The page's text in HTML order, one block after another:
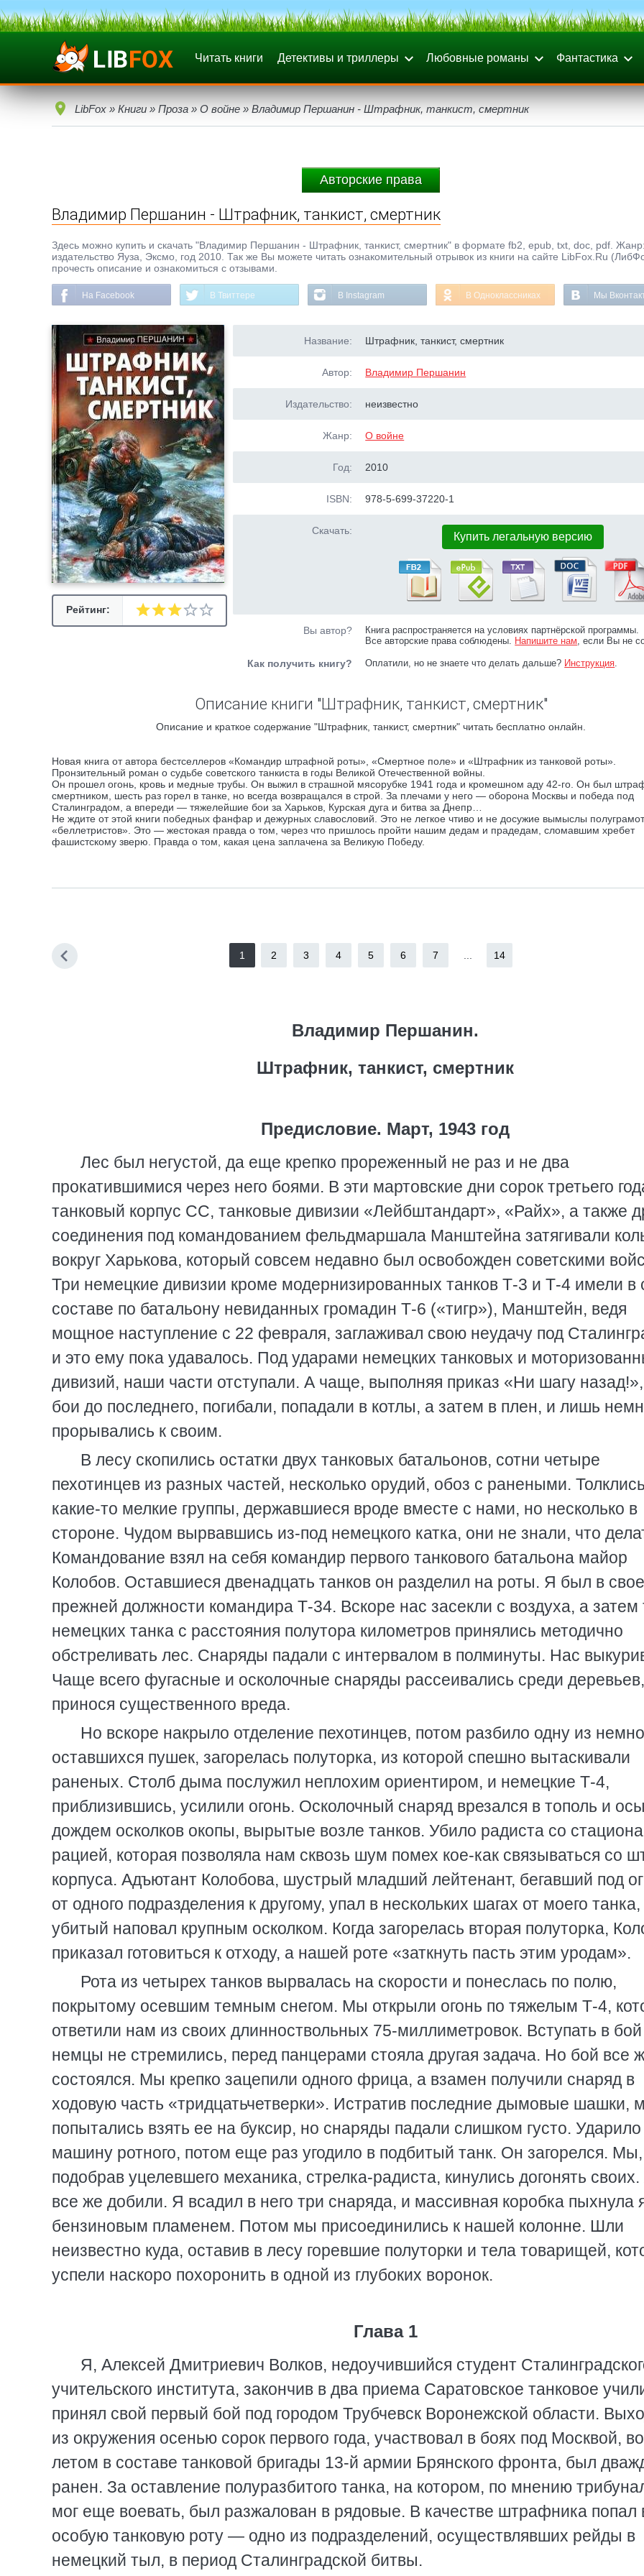
Читать книги Детективы и триллеры Любовные романы Фантастика
LibFox » Книги » Проза » О войне » Владимир Першанин - Штрафник, танкист, смертник
Авторские права
Владимир Першанин - Штрафник, танкист, смертник
Здесь можно купить и скачать "Владимир Першанин - Штрафник, танкист, смертник" в формате fb2, epub, txt, doc, pdf.
издательство Яуза, Эксмо, год 2010. Так же Вы можете читать ознакомительный отрывок из книги на сайте LibFox.Ru
прочесть описание и ознакомиться с отзывами.
На Facebook В Твиттере В Instagram В Одноклассниках Мы
Рейтинг:
Название: Штрафник, танкист, смертник
Автор: Владимир Першанин
Издательство: неизвестно
Жанр: О войне
Год: 2010
ISBN: 978-5-699-37220-1
Скачать: Купить легальную версию
Вы автор?
Книга распространяется на условиях партнёрской программы.
Все авторские права соблюдены. Напишите нам, если Вы не
Как получить книгу? Оплатили, но не знаете что делать дальше? Инструкция.
Описание книги "Штрафник, танкист, смертник"
Описание и краткое содержание "Штрафник, танкист, смертник" читать бесплатно онлайн.
Новая книга от автора бестселлеров «Командир штрафной роты», «Смертное поле» и «Штрафник из танковой роты».
Пронзительный роман о судьбе советского танкиста в годы Великой Отечественной войны.
Он прошел огонь, кровь и медные трубы. Он выжил в страшной мясорубке 1941 года и кромешном аду 42-го. Он был
смертником, шесть раз горел в танке, но всегда возвращался в строй. За плечами у него — оборона Москвы и победа под
Сталинградом, а впереди — тяжелейшие бои за Харьков, Курская дуга и битва за Днепр…
Не ждите от этой книги победных фанфар и дежурных славословий. Это не легкое чтиво и не досужие вымыслы
«беллетристов». Это — жестокая правда о том, через что пришлось пройти нашим дедам и прадедам, сломавшим хребет
фашистскому зверю. Правда о том, какая цена заплачена за Великую Победу.
1 2 3 4 5 6 7 14
Владимир Першанин.
Штрафник, танкист, смертник
Предисловие. Март, 1943 год
Лес был негустой, да еще крепко прореженный не раз и не два
прокатившимися через него боями. В эти мартовские дни сорок третьего
танковый корпус СС, танковые дивизии «Лейбштандарт», «Райх», а также
соединения под командованием фельдмаршала Манштейна затягивали
вокруг Харькова, который совсем недавно был освобожден советскими
Три немецкие дивизии кроме модернизированных танков Т-3 и Т-4 имели в
составе по батальону невиданных громадин Т-6 («тигр»), Манштейн, ведя
мощное наступление с 22 февраля, заглаживал свою неудачу под
и это ему пока удавалось. Под ударами немецких танковых и
дивизий, наши части отступали. А чаще, выполняя приказ «Ни шагу
бои до последнего, погибали, попадали в котлы, а затем в плен, и лишь
прорывались к своим.
В лесу скопились остатки двух танковых батальонов, сотни четыре
пехотинцев из разных частей, несколько орудий, обоз с ранеными.
какие-то мелкие группы, державшиеся вроде вместе с нами, но несколько в
стороне. Чудом вырвавшись из-под немецкого катка, они не знали, что
Командование взял на себя командир первого танкового батальона майор
Колобов. Оставшиеся двенадцать танков он разделил на роты. Я был в
прежней должности командира Т-34. Вскоре нас засекли с воздуха, а затем
немецких танка с расстояния полутора километров принялись методично
обстреливать лес. Снаряды падали с интервалом в полминуты. Нас
Чаще всего фугасные и осколочные снаряды рассеивались среди
принося существенного вреда.
Но вскоре накрыло отделение пехотинцев, потом разбило одну из
оставшихся пушек, загорелась полуторка, из которой спешно вытаскивали
раненых. Столб дыма послужил неплохим ориентиром, и немецкие Т-4,
приблизившись, усилили огонь. Осколочный снаряд врезался в тополь и
дождем осколков окопы, вырытые возле танков. Убило радиста со
рацией, которая позволяла нам сквозь шум помех кое-как связываться со
корпуса. Адъютант Колобова, шустрый младший лейтенант, бегавший под
от одного подразделения к другому, упал в нескольких шагах от моего танка,
убитый наповал крупным осколком. Когда загорелась вторая полуторка,
приказал готовиться к отходу, а нашей роте «заткнуть пасть этим уродам».
Рота из четырех танков вырвалась на скорости и понеслась по полю,
покрытому осевшим темным снегом. Мы открыли огонь по тяжелым Т-4,
ответили нам из своих длинноствольных 75-миллиметровок. Вступать в бой
немцы не стремились, перед панцерами стояла другая задача. Но бой все
состоялся. Мы крепко зацепили одного фрица, а взамен получили снаряд в
ходовую часть «тридцатьчетверки». Истратив последние дымовые шашки,
попытались взять ее на буксир, но снаряды падали слишком густо.
машину ротного, потом еще раз угодило в подбитый танк. Он загорелся. Мы,
подобрав уцелевшего механика, стрелка-радиста, кинулись догонять
все же добили. Я всадил в него три снаряда, и массивная коробка пыхнула
бензиновым пламенем. Потом мы присоединились к нашей колонне. Шли
неизвестно куда, оставив в лесу горевшие полуторки и тела товарищей,
успели наскоро похоронить в одной из глубоких воронок.
Глава 1
Я, Алексей Дмитриевич Волков, недоучившийся студент
учительского института, закончив в два приема Саратовское танковое
принял свой первый бой под городом Трубчевск Воронежской области.
из окружения осенью сорок первого года, участвовал в боях под Москвой,
летом в составе танковой бригады 13-й армии Брянского фронта, был
ранен. За оставление полуразбитого танка, на котором, по мнению
мог еще воевать, был разжалован в рядовые. В качестве штрафника попал
особую танковую роту — одно из подразделений, осуществлявших рейды в
немецкий тыл, в период Сталинградской битвы.